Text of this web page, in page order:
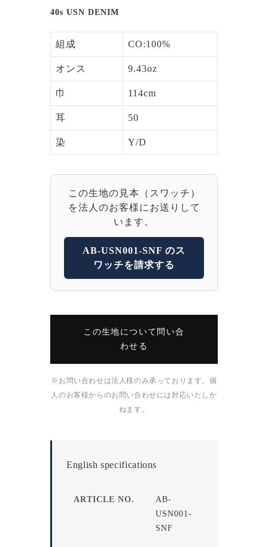
40s USN DENIM
組成 CO:100%
オンス 9.43oz
巾 114cm
耳 50
染 Y/D
この生地の見本（スワッチ）
を法人のお客様にお送りして
います。
AB-USN001-SNF のス
ワッチを請求する
この生地について問い合
わせる
※お問い合わせは法人様のみ承っております。個
人のお客様からのお問い合わせには対応いたしか
ねます。
English specifications
ARTICLE NO.
AB-
USN001-
SNF